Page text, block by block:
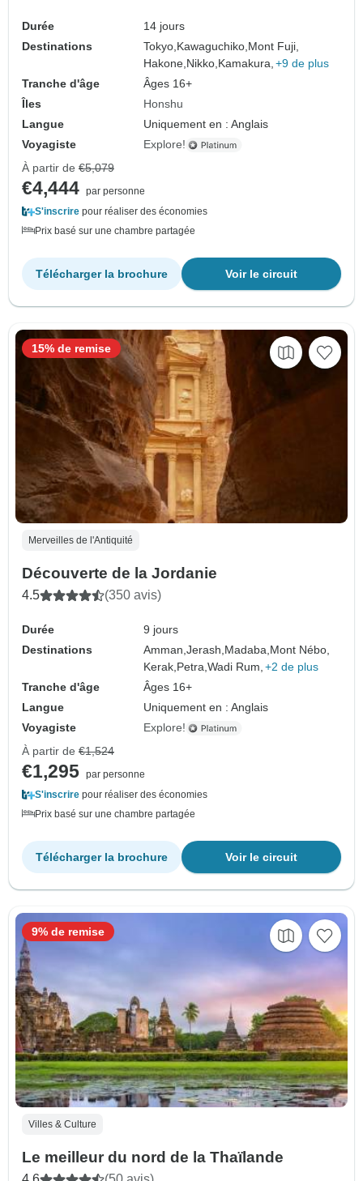
Durée
14 jours
Destinations
Tokyo,Kawaguchiko,Mont Fuji,
Hakone,Nikko,Kamakura, +9 de plus
Tranche d'âge
Âges 16+
Îles
Honshu
Langue
Uniquement en : Anglais
Voyagiste
Explore!
À partir de €5,079
€4,444 par personne
S'inscrire pour réaliser des économies
Prix basé sur une chambre partagée
Voir le circuit
Télécharger la brochure
Merveilles de l'Antiquité
Découverte de la Jordanie
4.5 (350 avis)
Durée
9 jours
Destinations
Amman,Jerash,Madaba,Mont Nébo,
Kerak,Petra,Wadi Rum, +2 de plus
Tranche d'âge
Âges 16+
Langue
Uniquement en : Anglais
Voyagiste
Explore!
15% de remise
À partir de €1,524
€1,295 par personne
S'inscrire pour réaliser des économies
Prix basé sur une chambre partagée
Voir le circuit
Télécharger la brochure
Villes & Culture
Le meilleur du nord de la Thaïlande
9% de remise